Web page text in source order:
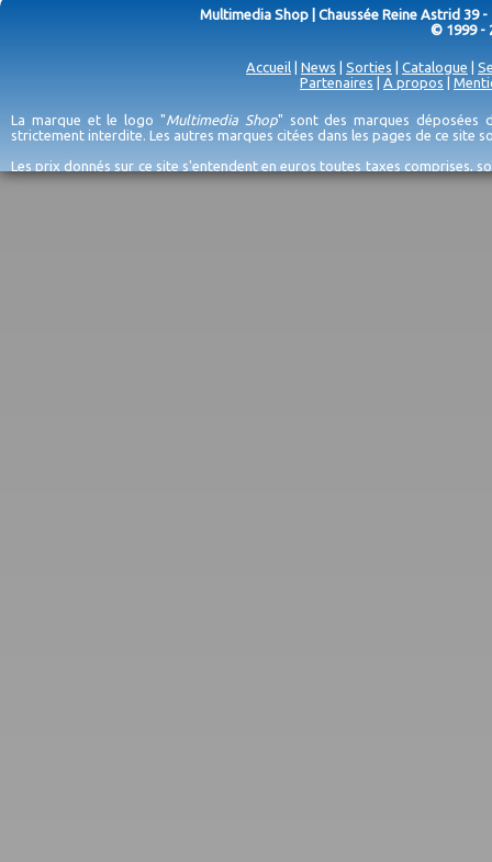
Multimedia Shop | Chaussée Reine Astrid 39 -
© 1999 -
Accueil News Sorties Catalogue
Partenaires
A propos
La marque et le logo "Multimedia Shop" sont des marques déposées
strictement interdite. Les autres marques citées dans les pages de ce site
Les prix donnés sur ce site s'entendent en euros toutes taxes comprises,
erreurs d'encodage, et sauf épuisement du stock et/ou impossibilité de